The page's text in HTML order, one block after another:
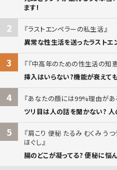
ます!
2
ラストエンペラーの私生活
異常な性生活を送ったラストエ
3
『中高年のための性生活の知恵
挿入はいらない?機能が衰えて
4
あなたの顔には99%理由があ
ツリ目は人の話を聞かない? 人
5
肩こり 便秘 たるみ むくみ う
ほぐし
腸のどこが凝ってる? 便秘に悩ん